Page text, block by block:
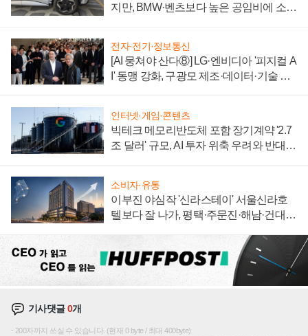
지만, BMW·벤츠보다 높은 공임비에 소비
전자·전기·정보통신
[AI 뭉쳐야 산다⑧] LG·엔비디아 '피지컬 A
I' 동맹 강화, 구광모 제조·데이터·기술 결
인터넷·게임·콘텐츠
빅테크 메모리반도체 포함 장기계약 '2.7
조 달러' 규모, AI 투자 위축 우려와 반대
소비자·유통
이부진 야심작 '신라스테이' 서울신라호
텔보다 잘 나가, 평택·주문진·해남·건대로
기사댓글0개
200자까지 쓰실 수 있습니다. (현재 0 byte / 최대 400byte)